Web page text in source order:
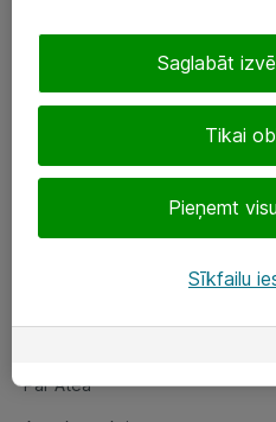
eShop@atea.lv
Sekojiet mums
Par Atea
Par Atea
Tikai
Pieņemt
Saglabāt
Sīkfailu